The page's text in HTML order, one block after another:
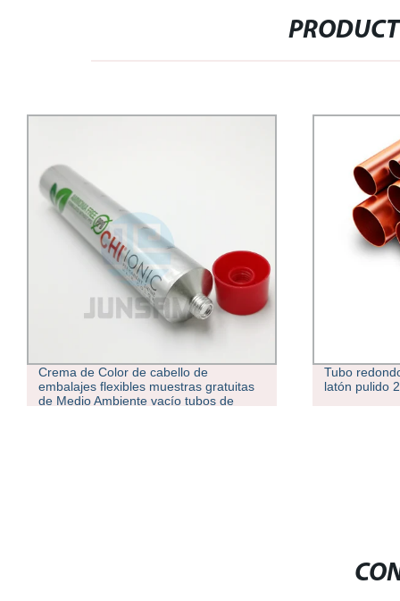
Tubo redondo de latón hueco tubo de
latón pulido 2mm 3cm 6cm
ASTM B111
cobre sin